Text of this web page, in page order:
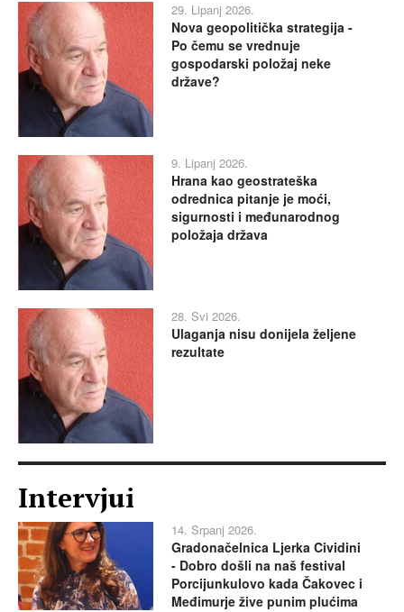
29. Lipanj 2026.
Nova geopolitička strategija -
Po čemu se vrednuje
gospodarski položaj neke
države?
9. Lipanj 2026.
Hrana kao geostrateška
odrednica pitanje je moći,
sigurnosti i međunarodnog
položaja država
28. Svi 2026.
Ulaganja nisu donijela željene
rezultate
Intervjui
14. Srpanj 2026.
Gradonačelnica Ljerka Cividini
- Dobro došli na naš festival
Porcijunkulovo kada Čakovec i
Međimurje žive punim plućima